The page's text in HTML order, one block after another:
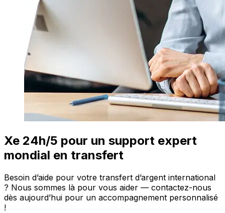
Xe 24h/5 pour un support expert
mondial en transfert
Besoin d’aide pour votre transfert d’argent international
? Nous sommes là pour vous aider — contactez-nous
dès aujourd’hui pour un accompagnement personnalisé
!